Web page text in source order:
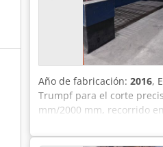
Aozpyxioclokr
Año de fabricación: 2016,
Trumpf para el corte
mm/2000 mm, recorrido
(acero/acero inoxidable/
Dimensiones totales X/Y/